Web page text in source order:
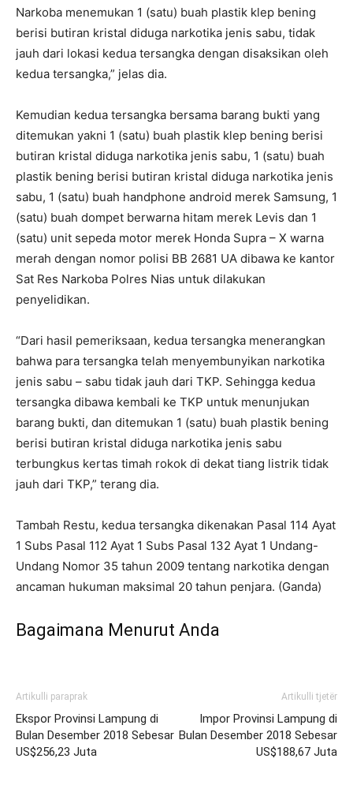
Narkoba menemukan 1 (satu) buah plastik klep bening
berisi butiran kristal diduga narkotika jenis sabu, tidak
jauh dari lokasi kedua tersangka dengan disaksikan oleh
kedua tersangka,” jelas dia.
Kemudian kedua tersangka bersama barang bukti yang
ditemukan yakni 1 (satu) buah plastik klep bening berisi
butiran kristal diduga narkotika jenis sabu, 1 (satu) buah
plastik bening berisi butiran kristal diduga narkotika jenis
sabu, 1 (satu) buah handphone android merek Samsung, 1
(satu) buah dompet berwarna hitam merek Levis dan 1
(satu) unit sepeda motor merek Honda Supra – X warna
merah dengan nomor polisi BB 2681 UA dibawa ke kantor
Sat Res Narkoba Polres Nias untuk dilakukan
penyelidikan.
“Dari hasil pemeriksaan, kedua tersangka menerangkan
bahwa para tersangka telah menyembunyikan narkotika
jenis sabu – sabu tidak jauh dari TKP. Sehingga kedua
tersangka dibawa kembali ke TKP untuk menunjukan
barang bukti, dan ditemukan 1 (satu) buah plastik bening
berisi butiran kristal diduga narkotika jenis sabu
terbungkus kertas timah rokok di dekat tiang listrik tidak
jauh dari TKP,” terang dia.
Tambah Restu, kedua tersangka dikenakan Pasal 114 Ayat
1 Subs Pasal 112 Ayat 1 Subs Pasal 132 Ayat 1 Undang-
Undang Nomor 35 tahun 2009 tentang narkotika dengan
ancaman hukuman maksimal 20 tahun penjara. (Ganda)
Bagaimana Menurut Anda
Artikulli paraprak
Ekspor Provinsi Lampung di
Bulan Desember 2018 Sebesar
US$256,23 Juta
Artikulli tjetër
Impor Provinsi Lampung di
Bulan Desember 2018 Sebesar
US$188,67 Juta